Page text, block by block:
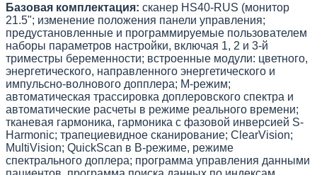
Базовая комплектация: сканер HS40-RUS (монитор
21.5"; изменение положения панели управления;
предустановленные и программируемые пользователем
наборы параметров настройки, включая 1, 2 и 3-й
триместры беременности; встроенные модули: цветного,
энергетического, направленного энергетического и
импульсно-волнового допплера; М-режим;
автоматическая трассировка доплеровского спектра и
автоматические расчеты в режиме реального времени;
тканевая гармоника, гармоника с фазовой инверсией S-
Harmonic; трапециевидное сканирование; ClearVision;
MultiVision; QuickScan в В-режиме, режиме
спектрального доплера; программа управления данными